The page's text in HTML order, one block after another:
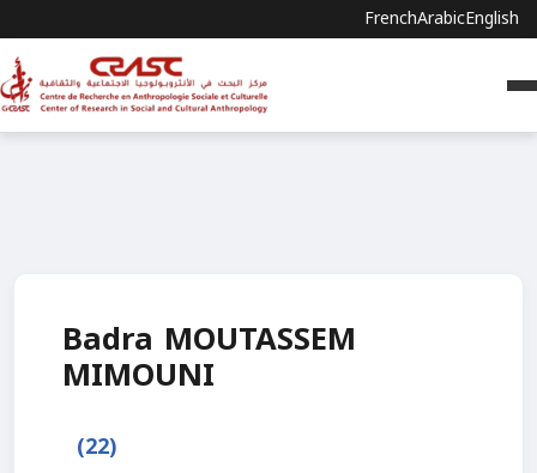
FrenchArabicEnglish
Badra MOUTASSEM
MIMOUNI
(22)